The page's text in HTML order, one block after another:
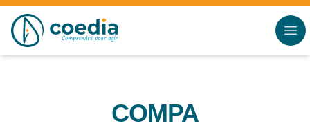
Accès au contenu
COMPA
Panneau de gestion des cookies